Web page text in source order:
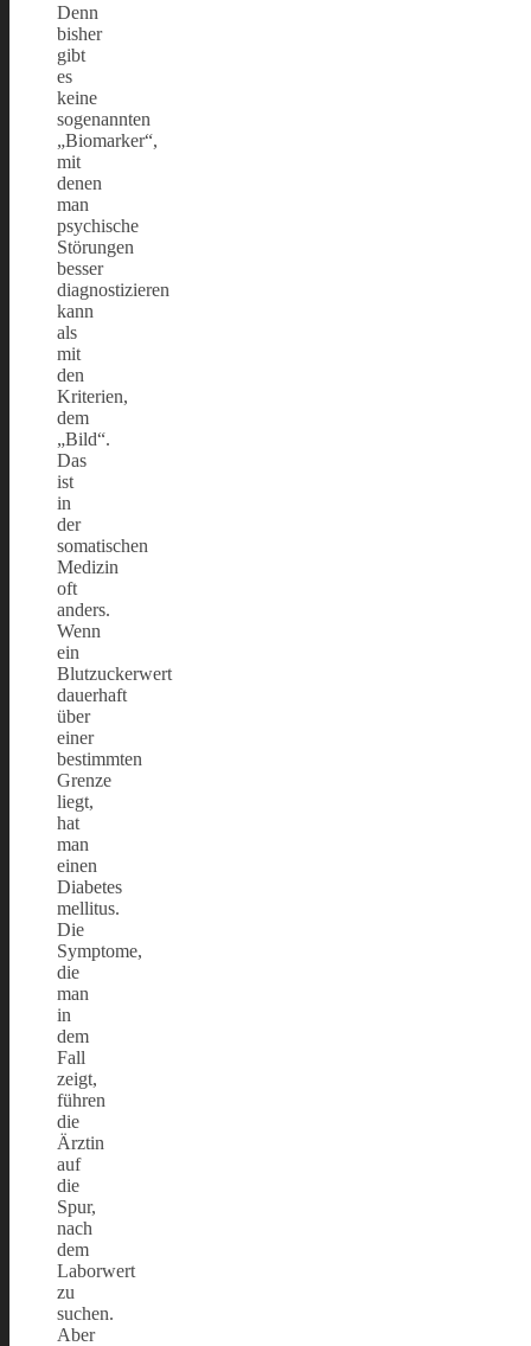
Denn
bisher
gibt
es
keine
sogenannten
„Biomarker“,
mit
denen
man
psychische
Störungen
besser
diagnostizieren
kann
als
mit
den
Kriterien,
dem
„Bild“.
Das
ist
in
der
somatischen
Medizin
oft
anders.
Wenn
ein
Blutzuckerwert
dauerhaft
über
einer
bestimmten
Grenze
liegt,
hat
man
einen
Diabetes
mellitus.
Die
Symptome,
die
man
in
dem
Fall
zeigt,
führen
die
Ärztin
auf
die
Spur,
nach
dem
Laborwert
zu
suchen.
Aber